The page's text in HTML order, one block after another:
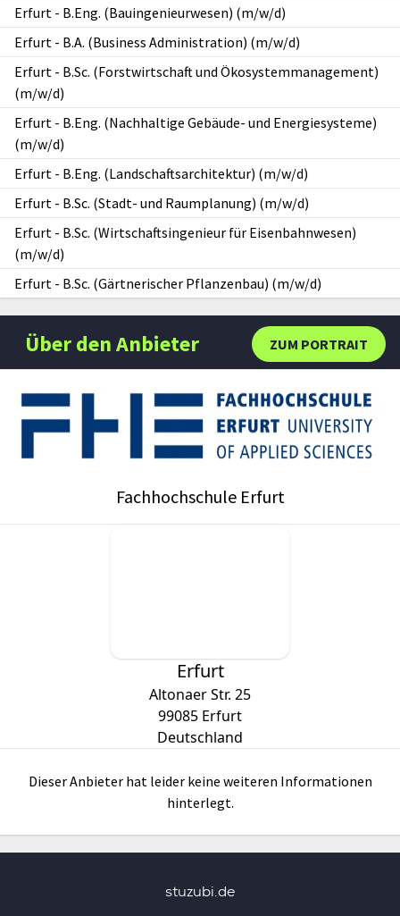
Erfurt - B.Eng. (Bauingenieurwesen) (m/w/d)
Erfurt - B.A. (Business Administration) (m/w/d)
Erfurt - B.Sc. (Forstwirtschaft und Ökosystemmanagement)
(m/w/d)
Erfurt - B.Eng. (Nachhaltige Gebäude- und Energiesysteme)
(m/w/d)
Erfurt - B.Eng. (Landschaftsarchitektur) (m/w/d)
Erfurt - B.Sc. (Stadt- und Raumplanung) (m/w/d)
Erfurt - B.Sc. (Wirtschaftsingenieur für Eisenbahnwesen)
(m/w/d)
Erfurt - B.Sc. (Gärtnerischer Pflanzenbau) (m/w/d)
ZUM PORTRAIT
Über den Anbieter
Fachhochschule Erfurt
Erfurt
Altonaer Str. 25
99085 Erfurt
Deutschland
Dieser Anbieter hat leider keine weiteren Informationen
hinterlegt.
stuzubi.de